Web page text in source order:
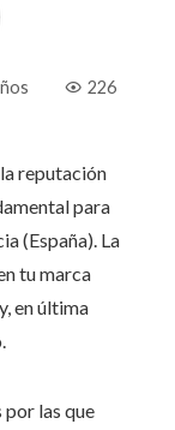
226
reputación
para
(España). La
tu marca
en última
por las que